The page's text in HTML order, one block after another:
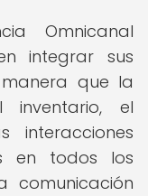
Omnicanal
integrar sus
que la
inventario, el
en todos los
comunicación